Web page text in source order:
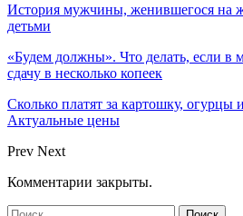
История мужчины, женившегося на
детьми
«Будем должны». Что делать, если в
сдачу в несколько копеек
Сколько платят за картошку, огурцы
Актуальные цены
Prev Next
Комментарии закрыты.